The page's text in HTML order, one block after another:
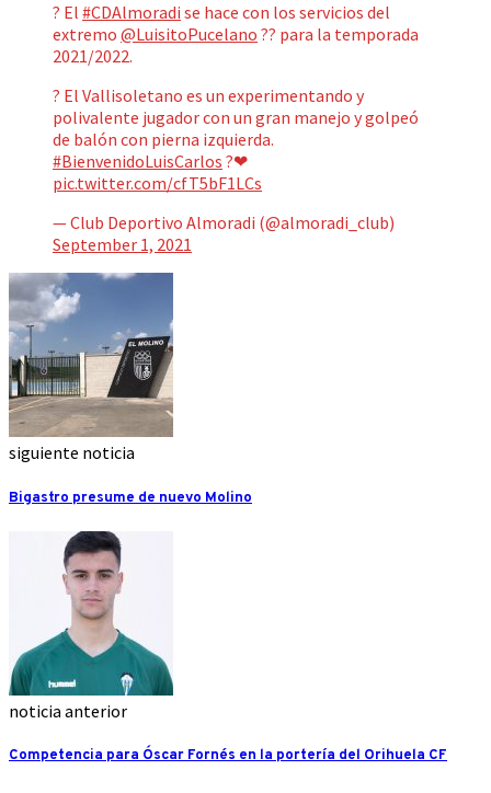
? El #CDAlmoradi se hace con los servicios del
extremo @LuisitoPucelano ?? para la temporada
2021/2022.
? El Vallisoletano es un experimentando y
polivalente jugador con un gran manejo y golpeó
de balón con pierna izquierda.
#BienvenidoLuisCarlos ?❤
pic.twitter.com/cfT5bF1LCs
— Club Deportivo Almoradi (@almoradi_club)
September 1, 2021
siguiente noticia
Bigastro presume de nuevo Molino
noticia anterior
Competencia para Óscar Fornés en la portería del Orihuela CF